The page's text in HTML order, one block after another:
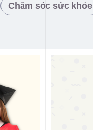
Chăm sóc sức khỏe